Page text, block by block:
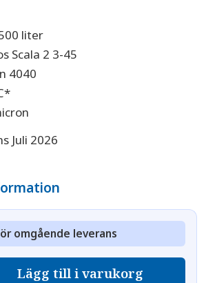
liter
Scala 2 3-45
4040
Juli 2026
omgående leverans
Lägg till i varukorg